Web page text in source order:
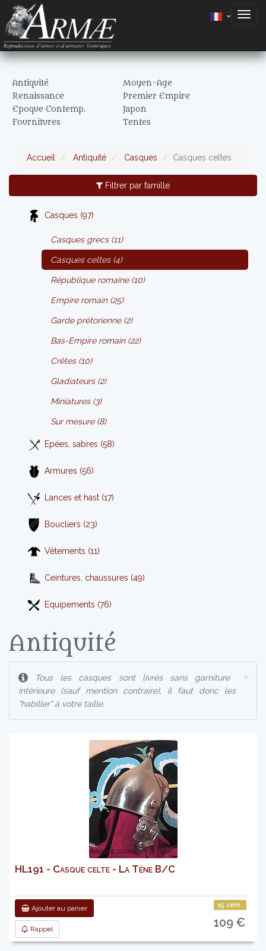
Antiquité
Moyen-Age
Renaissance
Premier Empire
Epoque Contemp.
Japon
Fournitures
Tentes
Accueil Antiquité Casques Casques celtes
Filtrer par famille
Casques (97)
Casques grecs (11)
Casques celtes (4)
République romaine (10)
Empire romain (25)
Garde prétorienne (2)
Bas-Empire romain (22)
Crêtes (10)
Gladiateurs (2)
Miniatures (3)
Sur mesure (8)
Epées, sabres (58)
Armures (56)
Lances et hast (17)
Boucliers (23)
Vêtements (11)
Ceintures, chaussures (49)
Equipements (76)
Antiquité
×
Tous les casques sont livrés sans garniture
intérieure (sauf mention contraire), il faut donc les
"habiller" à votre taille.
HL191 - Casque celte - La Tène B/C
Ajouter au panier
Rappel
15 sem.
109 €